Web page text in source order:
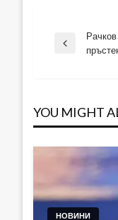
Previous
YOU MIGHT
НОВИНИ